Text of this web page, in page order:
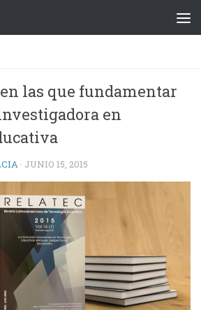
las que fundamentar
en
· JUNIO 15, 2015